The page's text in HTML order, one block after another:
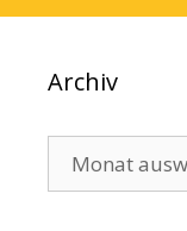
Archiv